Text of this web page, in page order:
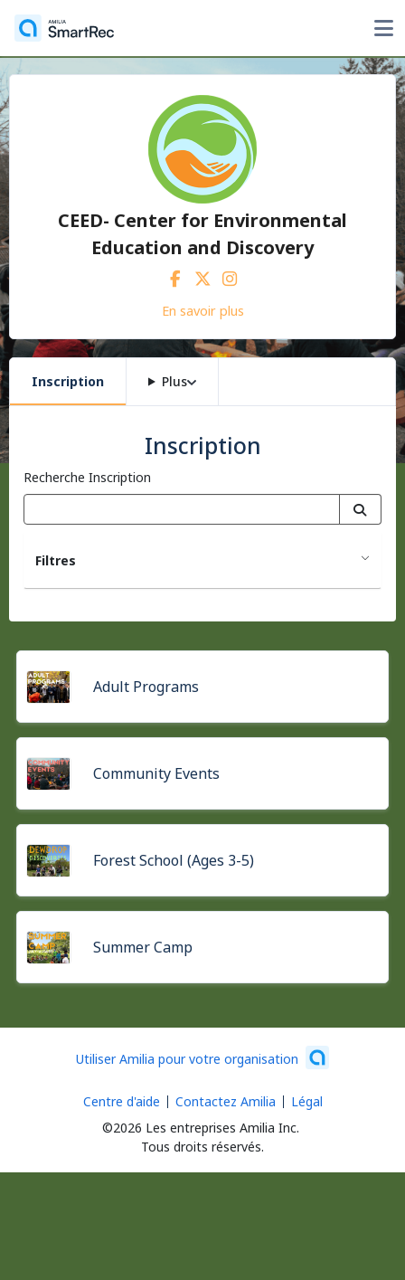
CEED- Center for Environmental
Education and Discovery
En savoir plus
Inscription Plus
Inscription
Recherche Inscription
Filtres
Adult Programs
Community Events
Forest School (Ages 3-5)
Summer Camp
Utiliser Amilia pour votre organisation
©2026 Les entreprises Amilia Inc.
Tous droits réservés.
Centre d'aide Contactez Amilia Légal